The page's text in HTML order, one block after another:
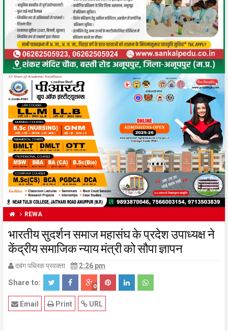
REWA
भारतीय सुदर्शन समाज महासंघ के प्रदेश उपाध्यक्ष ने
केंद्रीय समाजिक न्याय मंत्री को सौपा ज्ञापन
दबंग पब्लिक प्रवक्ता 2:26 pm
Share to: 0
URL
Print
Email